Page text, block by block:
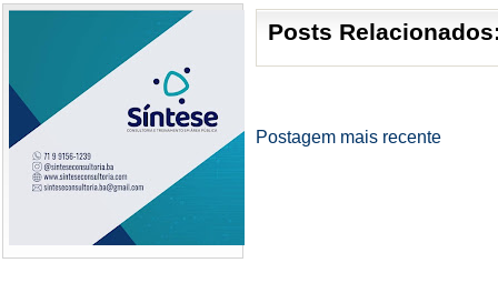
Posts
Postagem mais recente